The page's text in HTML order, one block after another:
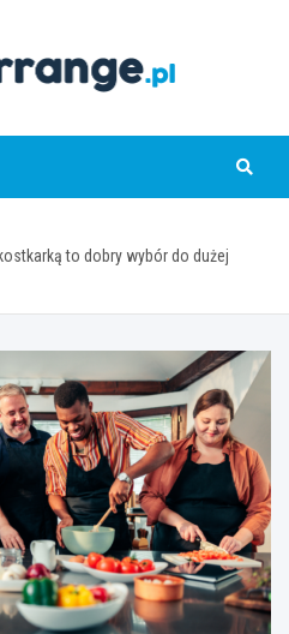
to dobry wybór do dużej